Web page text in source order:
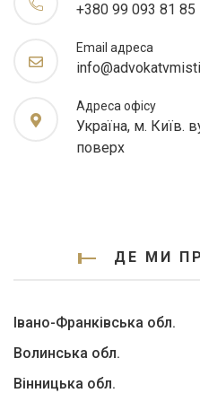
+380 99 093 81 85
Email адреса
Адреса офісу
Україна, м. Київ.
поверх
ДЕ МИ
Івано-Франківська обл.
Волинська обл.
Вінницька обл.